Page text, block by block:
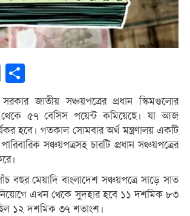
Email
জাতীয় সঞ্চয়পত্রের প্রধান স্কিমগুলোর
৫৭ বেসিস পয়েন্ট কমিয়েছে। যা আজ
হবে। গতকাল সোমবার অর্থ মন্ত্রণালয় একটি
সঞ্চয়পত্রসহ চারটি প্রধান সঞ্চয়পত্রের
বছর মেয়াদি বাংলাদেশ সঞ্চয়পত্রে সাড়ে সাত
এখন থেকে সুদহার হবে ১১ দশমিক ৮৩
১২ দশমিক ৩৭ শতাংশ।